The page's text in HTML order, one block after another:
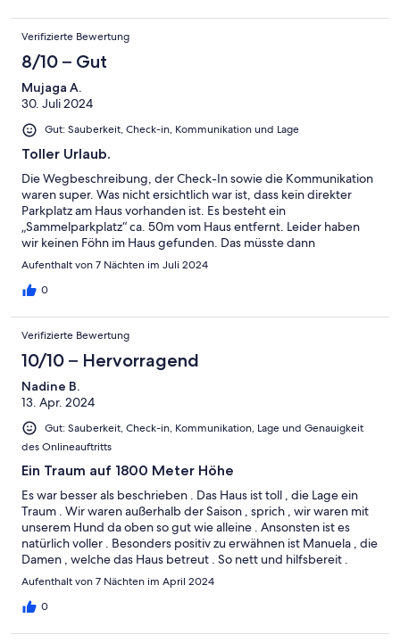
Verifizierte Bewertung
8/10 – Gut
Mujaga A.
30. Juli 2024
Gut: Sauberkeit, Check-in, Kommunikation und Lage
Toller Urlaub.
Die Wegbeschreibung, der Check-In sowie die Kommunikation
waren super. Was nicht ersichtlich war ist, dass kein direkter
Parkplatz am Haus vorhanden ist. Es besteht ein
„Sammelparkplatz“ ca. 50m vom Haus entfernt. Leider haben
wir keinen Föhn im Haus gefunden. Das müsste dann
mitgebracht werden. Alles in allem ist die Unterkunft
Aufenthalt von 7 Nächten im Juli 2024
0
Verifizierte Bewertung
10/10 – Hervorragend
Nadine B.
13. Apr. 2024
Gut: Sauberkeit, Check-in, Kommunikation, Lage und Genauigkeit
des Onlineauftritts
Ein Traum auf 1800 Meter Höhe
Es war besser als beschrieben . Das Haus ist toll , die Lage ein
Traum . Wir waren außerhalb der Saison , sprich , wir waren mit
unserem Hund da oben so gut wie alleine . Ansonsten ist es
natürlich voller . Besonders positiv zu erwähnen ist Manuela , die
Damen , welche das Haus betreut . So nett und hilfsbereit .
Vielen Dank, wir kommen gerne wieder :).
Aufenthalt von 7 Nächten im April 2024
0